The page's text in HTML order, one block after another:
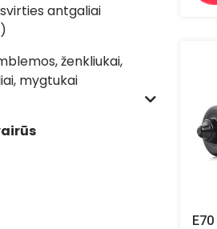
antgaliai
ženkliukai,
mygtukai